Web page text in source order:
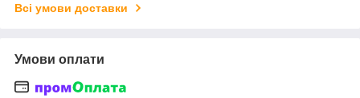
Всі умови доставки
Умови оплати